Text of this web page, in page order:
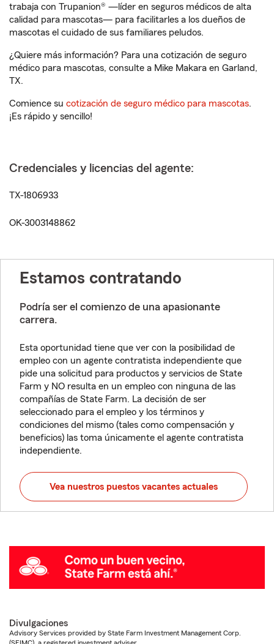
trabaja con Trupanion® —líder en seguros médicos de alta
calidad para mascotas— para facilitarles a los dueños de
mascotas el cuidado de sus familiares peludos.
¿Quiere más información? Para una cotización de seguro
médico para mascotas, consulte a Mike Makara en Garland,
TX.
Comience su cotización de seguro médico para mascotas.
¡Es rápido y sencillo!
Credenciales y licencias del agente:
TX-1806933
OK-3003148862
Estamos contratando
Podría ser el comienzo de una apasionante
carrera.
Esta oportunidad tiene que ver con la posibilidad de
empleo con un agente contratista independiente que
pide una solicitud para productos y servicios de State
Farm y NO resulta en un empleo con ninguna de las
compañías de State Farm. La decisión de ser
seleccionado para el empleo y los términos y
condiciones del mismo (tales como compensación y
beneficios) las toma únicamente el agente contratista
independiente.
Vea nuestros puestos vacantes actuales
Divulgaciones
Advisory Services provided by State Farm Investment Management Corp.